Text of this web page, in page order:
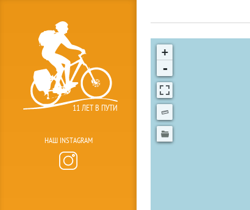
11 ЛЕТ В ПУТИ
НАШ INSTAGRAM
+
-